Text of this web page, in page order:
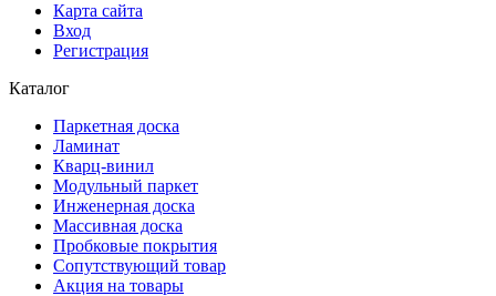
Карта сайта
Вход
Регистрация
Каталог
Паркетная доска
Ламинат
Кварц-винил
Модульный паркет
Инженерная доска
Массивная доска
Пробковые покрытия
Сопутствующий товар
Акция на товары